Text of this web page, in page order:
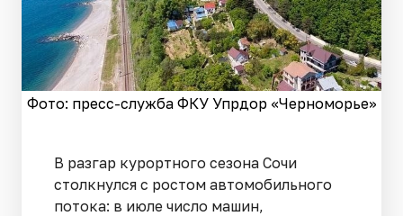
Фото: пресс-служба ФКУ Упрдор «Черноморье»
В разгар курортного сезона Сочи
столкнулся с ростом автомобильного
потока: в июле число машин,